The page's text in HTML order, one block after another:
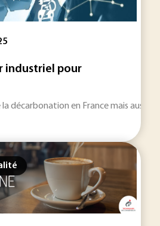
industriel pour
la décarbonation en France mais aussi